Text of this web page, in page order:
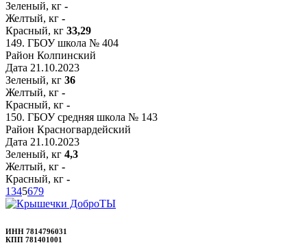
Зеленый, кг -
Желтый, кг -
Красный, кг 33,29
149. ГБОУ школа № 404
Район Колпинский
Дата 21.10.2023
Зеленый, кг 36
Желтый, кг -
Красный, кг -
150. ГБОУ средняя школа № 143
Район Красногвардейский
Дата 21.10.2023
Зеленый, кг 4,3
Желтый, кг -
Красный, кг -
1345679
ИНН 7814796031
КПП 781401001